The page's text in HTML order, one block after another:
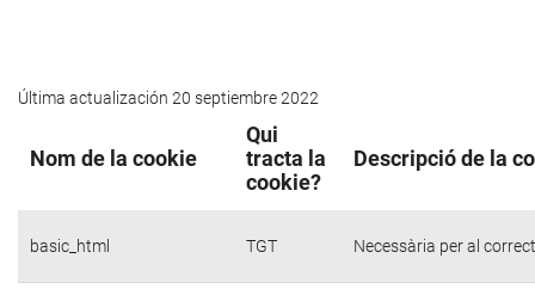
Última actualización 20 septiembre 2022
Nom de la cookie
Qui
tracta la
cookie?
Descripció de la
basic_html TGT Necessària per al